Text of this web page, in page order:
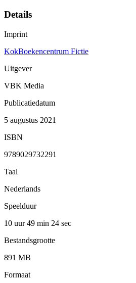
Details
Imprint
KokBoekencentrum Fictie
Uitgever
VBK Media
Publicatiedatum
5 augustus 2021
ISBN
9789029732291
Taal
Nederlands
Speelduur
10 uur 49 min 24 sec
Bestandsgrootte
891 MB
Formaat